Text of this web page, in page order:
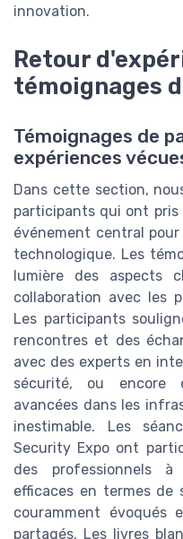
innovation.
Retour
témoignages
Témoignages de
expériences
Dans cette section,
participants qui ont pris
événement central
technologique. Les
lumière des aspects
collaboration avec les
Les participants
rencontres et des
avec des experts en
sécurité, ou encore
avancées dans les
inestimable. Les
Security Expo ont
des professionnels
efficaces en termes de
couramment évoqués
partagés. Les livres